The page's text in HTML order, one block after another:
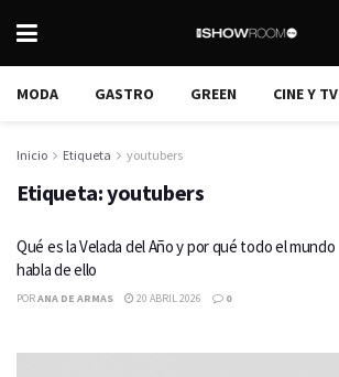
MODA GASTRO GREEN CINE Y TV
Inicio Etiqueta youtubers
Etiqueta:youtubers
Qué es la Velada del Año y por qué todo el mundo
habla de ello
PORANA DE ARMAS 20 ABRIL 2026 0